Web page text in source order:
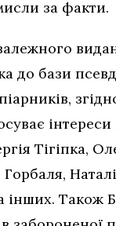
за факти.
до бази
Тігіпка,
інших. Також